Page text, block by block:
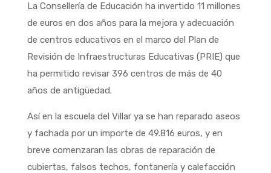
La Consellería de Educación ha invertido 11 millones
de euros en dos años para la mejora y adecuación
de centros educativos en el marco del Plan de
Revisión de Infraestructuras Educativas (PRIE) que
ha permitido revisar 396 centros de más de 40
años de antigüedad.
Así en la escuela del Villar ya se han reparado aseos
y fachada por un importe de 49.816 euros, y en
breve comenzaran las obras de reparación de
cubiertas, falsos techos, fontanería y calefacción